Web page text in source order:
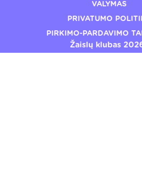
VALYMAS
PRIVATUMO
PIRKIMO-PARDAVIMO
Žaislų klubas